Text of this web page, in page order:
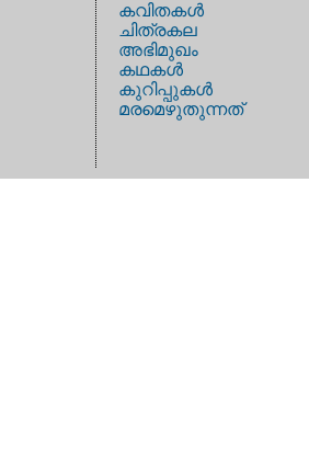
കവിതകള്‍
ചിത്രകല
അഭിമുഖം
കഥകള്‍
കുറിപ്പുകള്‍
മരമെഴുതുന്നത്